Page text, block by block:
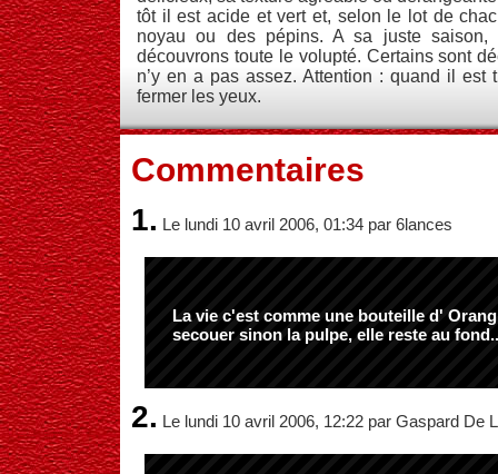
tôt il est acide et vert et, selon le lot de
noyau ou des pépins. A sa juste saison,
découvrons toute le volupté. Certains sont
n’y en a pas assez. Attention : quand il est
fermer les yeux.
Commentaires
1. Le lundi 10 avril 2006, 01:34 par 6lances
La vie c'est comme une bouteille d'
secouer sinon la pulpe, elle reste au
2. Le lundi 10 avril 2006, 12:22 par Gaspard De